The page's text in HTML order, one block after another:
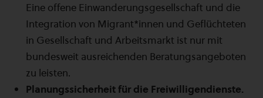
Eine offene Einwanderungsgesellschaft und die
Integration von Migrant*innen und Geflüchteten
in Gesellschaft und Arbeitsmarkt ist nur mit
bundesweit ausreichenden Beratungsangeboten
zu leisten.
Planungssicherheit für die Freiwilligendienste.